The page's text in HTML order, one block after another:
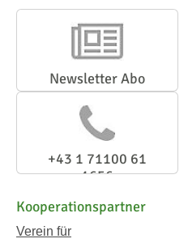
Newsletter Abo
+43 1 71100 61
1656
Kooperationspartner
Verein für